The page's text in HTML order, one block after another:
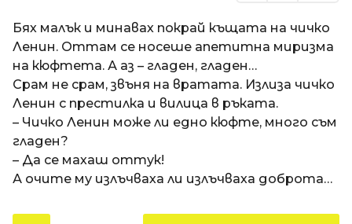
Бях малък и минавах покрай къщата на чичко
Ленин. Оттам се носеше апетитна миризма
на кюфтета. А аз – гладен, гладен…
Срам не срам, звъня на вратата. Излиза чичко
Ленин с престилка и вилица в ръката.
– Чичко Ленин може ли едно кюфте, много съм
гладен?
– Да се махаш оттук!
А очите му излъчваха ли излъчваха доброта…